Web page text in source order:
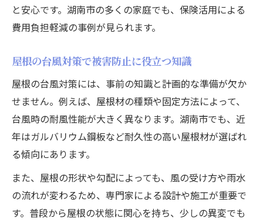
と安心です。湖南市の多くの家庭でも、保険活用による
費用負担軽減の事例が見られます。
屋根の台風対策で被害防止に役立つ知識
屋根の台風対策には、事前の知識と計画的な準備が欠か
せません。例えば、屋根材の種類や固定方法によって、
台風時の耐風性能が大きく異なります。湖南市でも、近
年はガルバリウム鋼板など耐久性の高い屋根材が選ばれ
る傾向にあります。
また、屋根の形状や勾配によっても、風の受け方や雨水
の流れが変わるため、専門家による設計や施工が重要で
す。普段から屋根の状態に関心を持ち、少しの異変でも